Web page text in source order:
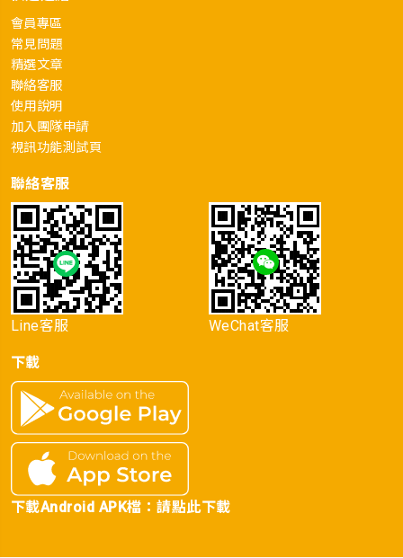
會員專區
常見問題
精選文章
聯絡客服
使用說明
加入團隊申請
視訊功能測試頁
聯絡客服
Line客服 WeChat客服
下載
下載Android APK檔：請點此下載